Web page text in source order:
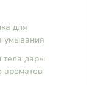
для
умывания
дары
ароматов